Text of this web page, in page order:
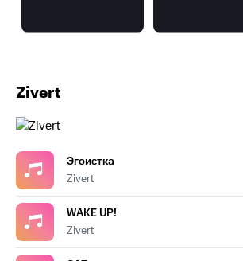
Zivert
Эгоистка
Zivert
WAKE UP!
Zivert